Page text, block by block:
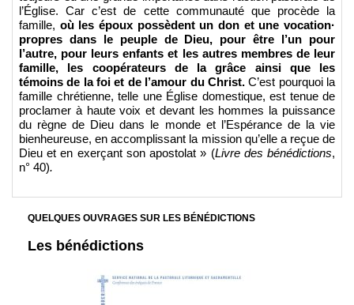
l’Église. Car c’est de cette communauté que procède la
famille, oùles époux possèdent un don et unevocation·
propres dansle peuple de Dieu, pourêtre l’un pour
l’autre, pour leursenfantset les autres membres de leur
famille, les coopérateurs de lagrâce ainsi queles
témoinsde lafoi et del’amour du Christ.C’est pourquoi la
famille chrétienne, telle une Église domestique, est tenue de
proclamer à haute voix et devant les hommes la puissance
du règne de Dieu dans le monde et l’Espérance de la vie
bienheureuse, en accomplissant la mission qu’elle a reçue de
Dieu et en exerçant son apostolat » (Livre des bénédictions,
n° 40).
QUELQUES OUVRAGES SUR LES BÉNÉDICTIONS
Les bénédictions